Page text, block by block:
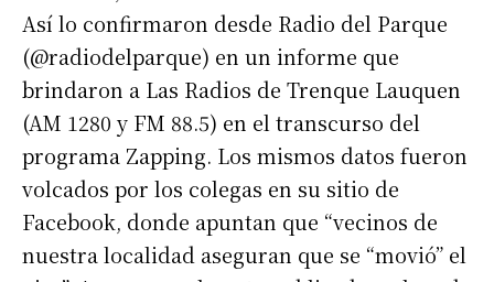
Así lo confirmaron desde Radio del Parque
(@radiodelparque) en un informe que
brindaron a Las Radios de Trenque Lauquen
(AM 1280 y FM 88.5) en el transcurso del
programa Zapping. Los mismos datos fueron
volcados por los colegas en su sitio de
Facebook, donde apuntan que “vecinos de
nuestra localidad aseguran que se “movió” el